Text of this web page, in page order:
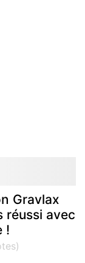
Gravlax
réussi avec
!